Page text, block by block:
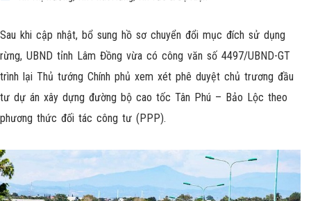
Sau khi cập nhật, bổ sung hồ sơ chuyển đổi mục đích sử dụng
rừng, UBND tỉnh Lâm Đồng vừa có công văn số 4497/UBND-GT
trình lại Thủ tướng Chính phủ xem xét phê duyệt chủ trương đầu
tư dự án xây dựng đường bộ cao tốc Tân Phú – Bảo Lộc theo
phương thức đối tác công tư (PPP).